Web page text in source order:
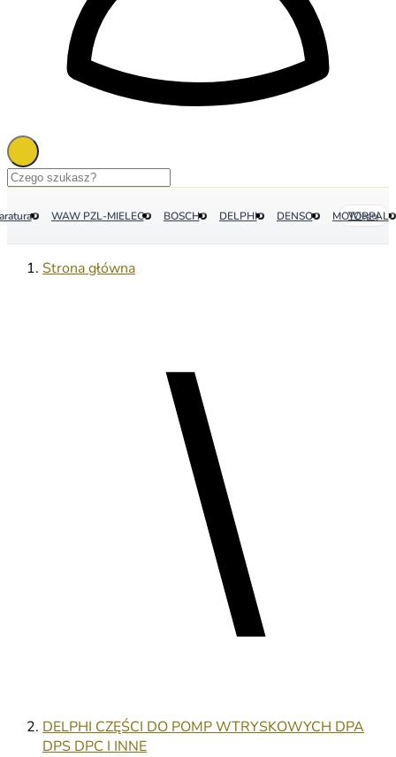
WAW PZL-MIELEC BOSCH DELPHI DENSO MOTORPAL
Więcej
Strona główna
DELPHI CZĘŚCI DO POMP WTRYSKOWYCH DPA
DPS DPC I INNE